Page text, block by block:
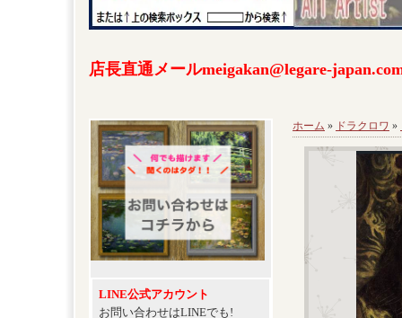
店長直通メールmeigakan@legare-
LINE公式アカウント
お問い合わせはLINEでも!
ホーム » ドラクロワ »